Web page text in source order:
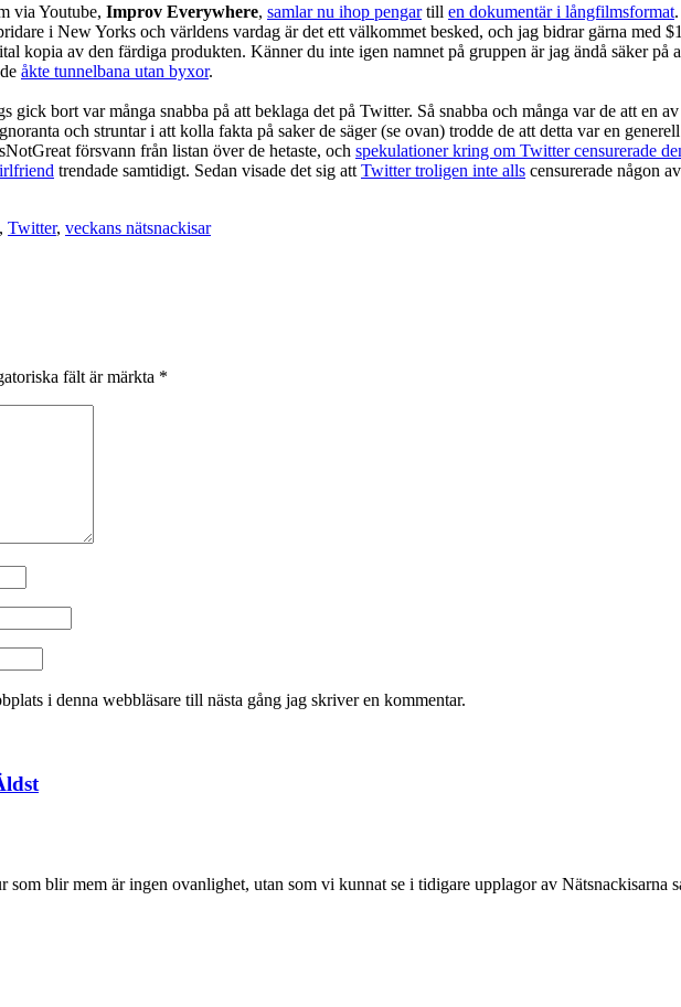
via Youtube, Improv Everywhere, samlar nu ihop pengartill en dokumentär i långfilmsformat.
i New Yorks och världens vardag är det ett välkommet besked, och jag bidrar gärna med
kopia av den färdiga produkten. Känner du inte igen namnet på gruppen är jag ändå säker på
åkte tunnelbana utan byxor.
gick bort var många snabba på att beklaga det på Twitter. Så snabba och många var de att en
och struntar i att kolla fakta på saker de säger (se ovan) trodde de att detta var en
försvann från listan över de hetaste, och spekulationer kring om Twitter censurerade
trendade samtidigt. Sedan visade det sig att Twitter troligen inte alls censurerade någon
, Twitter, veckans nätsnackisar
fält är märkta *
i denna webbläsare till nästa gång jag skriver en kommentar.
blir mem är ingen ovanlighet, utan som vi kunnat se i tidigare upplagor av Nätsnackisarna